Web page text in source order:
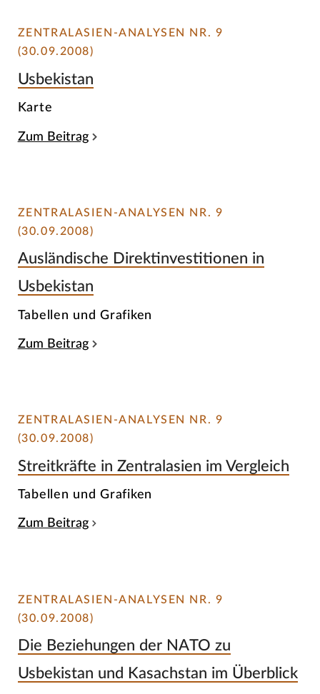
ZENTRALASIEN-ANALYSEN NR. 9
(30.09.2008)
Usbekistan
Karte
Zum Beitrag
ZENTRALASIEN-ANALYSEN NR. 9
(30.09.2008)
Ausländische Direktinvestitionen in
Usbekistan
Tabellen und Grafiken
Zum Beitrag
ZENTRALASIEN-ANALYSEN NR. 9
(30.09.2008)
Streitkräfte in Zentralasien im Vergleich
Tabellen und Grafiken
Zum Beitrag
ZENTRALASIEN-ANALYSEN NR. 9
(30.09.2008)
Die Beziehungen der NATO zu
Usbekistan und Kasachstan im Überblick